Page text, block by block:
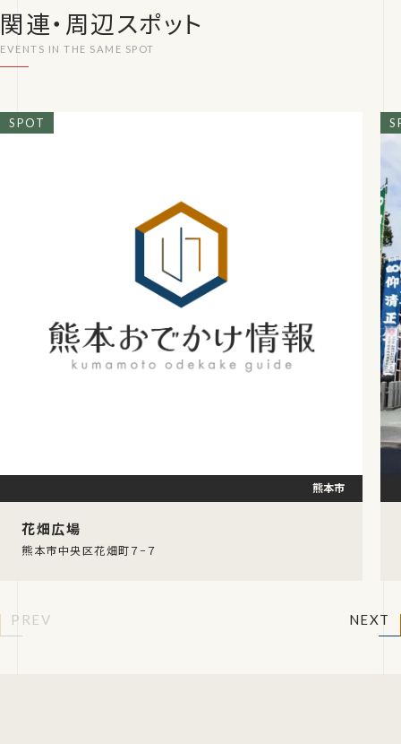
関連・周辺スポット
花畑広場
熊本市中央区花畑町７−７
熊本市
PREV NEXT